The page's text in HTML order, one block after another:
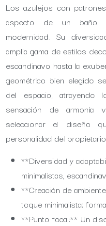
Los azulejos con
aspecto de un baño,
modernidad. Su
amplia gama de estilos
escandinavo hasta la
geométrico bien elegido
del espacio, atrayendo
sensación de armonía
seleccionar el diseño
personalidad del
**Diversidad y
minimalistas,
**Creación de
toque minimalista;
**Punto focal:** Un